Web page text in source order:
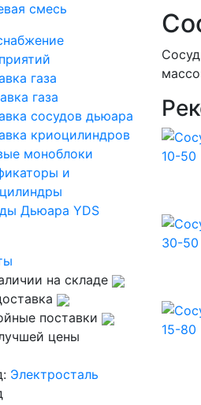
смесь
газа
газа
сосудов дьюара
криоцилиндров
моноблоки
и
Дьюара YDS
на складе
поставки
цены
Электросталь